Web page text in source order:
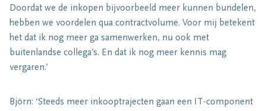
Doordat we de inkopen bijvoorbeeld meer kunnen bundelen,
hebben we voordelen qua contractvolume. Voor mij betekent
het dat ik nog meer ga samenwerken, nu ook met
buitenlandse collega’s. En dat ik nog meer kennis mag
vergaren.’
Björn: ‘Steeds meer inkooptrajecten gaan een IT-component